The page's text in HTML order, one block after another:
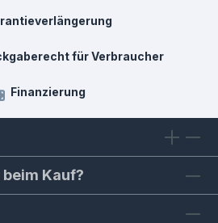
für Verbraucher
Finanzierung
Kauf?